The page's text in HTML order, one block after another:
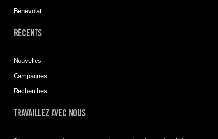
Bénévolat
RÉCENTS
Nouvelles
Campagnes
Recherches
TRAVAILLEZ AVEC NOUS